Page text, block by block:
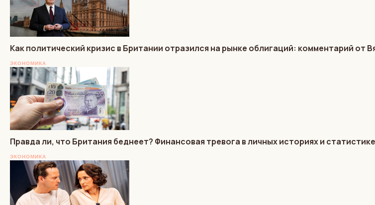
Как политический кризис в Британии отразился на рынке облигаций: комментарий от
ЭКОНОМИКА
Правда ли, что Британия беднеет? Финансовая тревога в личных историях и статистике
ЭКОНОМИКА